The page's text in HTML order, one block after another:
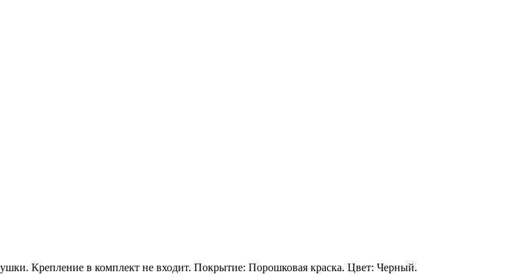
Крепление в комплект не входит. Покрытие: Порошковая краска. Цвет: Черный.